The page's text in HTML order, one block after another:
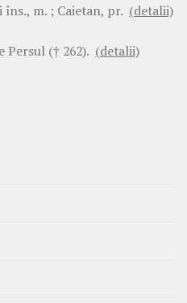
îns., m. ; Caietan, pr. (detalii)
Persul († 262). (detalii)